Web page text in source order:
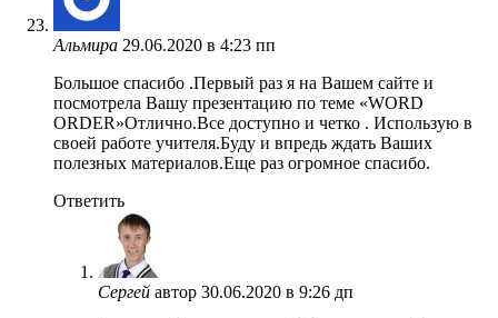
Альмира 29.06.2020 в 4:23 пп
Большое спасибо .Первый раз я на Вашем сайте и
посмотрела Вашу презентацию по теме «WORD
ORDER»Отлично.Все доступно и четко . Использую в
своей работе учителя.Буду и впредь ждать Ваших
полезных материалов.Еще раз огромное спасибо.
Ответить
Сергей автор 30.06.2020 в 9:26 дп